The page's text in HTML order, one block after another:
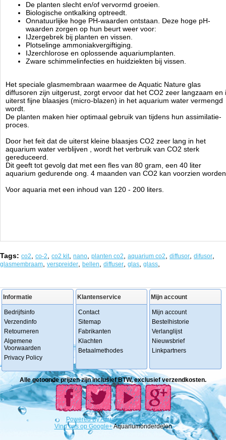
De planten slecht en/of vervormd groeien.
Biologische ontkalking optreedt.
Onnatuurlijke hoge PH-waarden ontstaan. Deze hoge pH-
waarden zorgen op hun beurt weer voor:
IJzergebrek bij planten en vissen.
Plotselinge ammoniakvergiftiging.
IJzerchlorose en oplossende aquariumplanten.
Zware schimmelinfecties en huidziekten bij vissen.
Het speciale glasmembraan waarmee de Aquatic Nature glas
diffusoren zijn uitgerust, zorgt ervoor dat het CO2 zeer langzaam en
uiterst fijne blaasjes (micro-blazen) in het aquarium water vermengd
wordt.
De planten maken hier optimaal gebruik van tijdens hun assimilatie-
proces.
Door het feit dat de uiterst kleine blaasjes CO2 zeer lang in het
aquarium water verblijven , wordt het verbruik van CO2 sterk
gereduceerd.
Dit geeft tot gevolg dat met een fles van 80 gram, een 40 liter
aquarium gedurende ong. 4 maanden van CO2 kan voorzien
Voor aquaria met een inhoud van 120 - 200 liters.
Tags: co2 co-2 co2 kit nano planten co2 aquarium co2 diffusor difusor
glasmembraam verspreider bellen diffuser glas glass
Informatie
Bedrijfsinfo
Verzendinfo
Retourneren
Algemene
Voorwaarden
Privacy Policy
Klantenservice
Contact
Sitemap
Fabrikanten
Klachten
Betaalmethodes
Mijn account
Mijn account
Bestelhistorie
Verlanglijst
Nieuwsbrief
Linkpartners
Alle getoonde prijzen zijn inclusief BTW, exclusief verzendkosten.
PoweredByAquariumonderdelen.
Vind ons op Google+Aquariumonderdelen